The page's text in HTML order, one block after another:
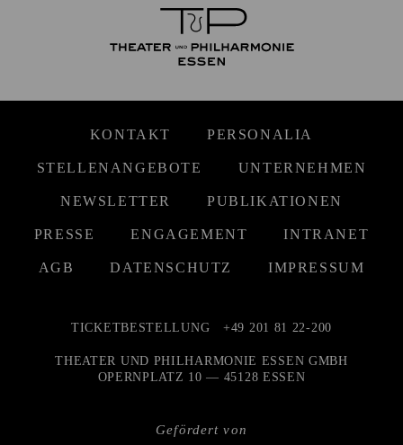
KONTAKT PERSONALIA
STELLENANGEBOTE UNTERNEHMEN
NEWSLETTER PUBLIKATIONEN
PRESSE ENGAGEMENT INTRANET
AGB DATENSCHUTZ IMPRESSUM
Gefördert von
TICKETBESTELLUNG +49 201 81 22-200
THEATER UND PHILHARMONIE ESSEN GMBH
OPERNPLATZ 10 — 45128 ESSEN